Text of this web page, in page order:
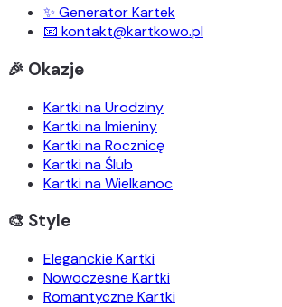
✨ Generator Kartek
📧 kontakt@kartkowo.pl
🎉 Okazje
Kartki na Urodziny
Kartki na Imieniny
Kartki na Rocznicę
Kartki na Ślub
Kartki na Wielkanoc
🎨 Style
Eleganckie Kartki
Nowoczesne Kartki
Romantyczne Kartki